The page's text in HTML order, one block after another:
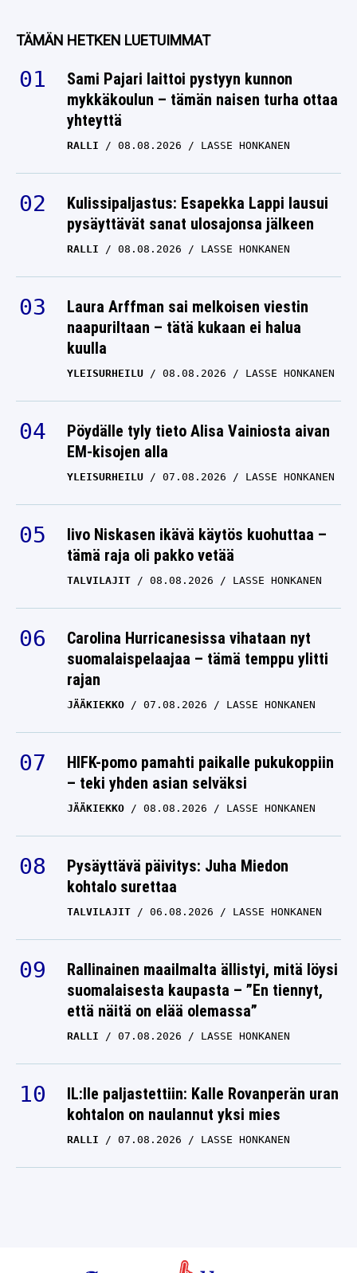
TÄMÄN HETKEN LUETUIMMAT
Sami Pajari laittoi pystyyn kunnon
mykkäkoulun – tämän naisen turha ottaa
yhteyttä
RALLI 08.08.2026 LASSE HONKANEN
Kulissipaljastus: Esapekka Lappi lausui
pysäyttävät sanat ulosajonsa jälkeen
RALLI 08.08.2026 LASSE HONKANEN
Laura Arffman sai melkoisen viestin
naapuriltaan – tätä kukaan ei halua
kuulla
YLEISURHEILU 08.08.2026 LASSE HONKANEN
Pöydälle tyly tieto Alisa Vainiosta aivan
EM-kisojen alla
YLEISURHEILU 07.08.2026 LASSE HONKANEN
Iivo Niskasen ikävä käytös kuohuttaa –
tämä raja oli pakko vetää
TALVILAJIT 08.08.2026 LASSE HONKANEN
Carolina Hurricanesissa vihataan nyt
suomalaispelaajaa – tämä temppu ylitti
rajan
JÄÄKIEKKO 07.08.2026 LASSE HONKANEN
HIFK-pomo pamahti paikalle pukukoppiin
– teki yhden asian selväksi
JÄÄKIEKKO 08.08.2026 LASSE HONKANEN
Pysäyttävä päivitys: Juha Miedon
kohtalo surettaa
TALVILAJIT 06.08.2026 LASSE HONKANEN
Rallinainen maailmalta ällistyi, mitä löysi
suomalaisesta kaupasta – ”En tiennyt,
että näitä on elää olemassa”
RALLI 07.08.2026 LASSE HONKANEN
IL:lle paljastettiin: Kalle Rovanperän uran
kohtalon on naulannut yksi mies
RALLI 07.08.2026 LASSE HONKANEN